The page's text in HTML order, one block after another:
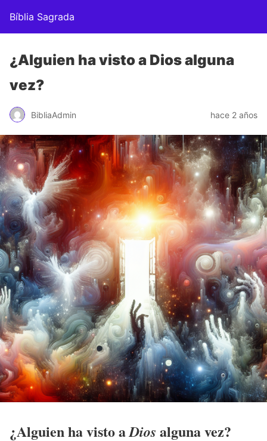
Bíblia Sagrada
¿Alguien ha visto a Dios alguna
vez?
BibliaAdmin hace 2 años
¿Alguien ha visto aDios alguna vez?